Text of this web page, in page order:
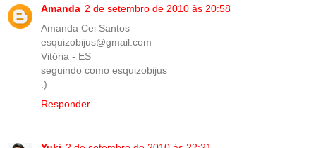
Amanda 2 de setembro de 2010 às 20:58
Amanda Cei Santos
esquizobijus@gmail.com
Vitória - ES
seguindo como esquizobijus
:)
Responder